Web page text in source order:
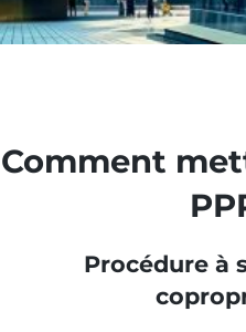
Comment
Procédure à